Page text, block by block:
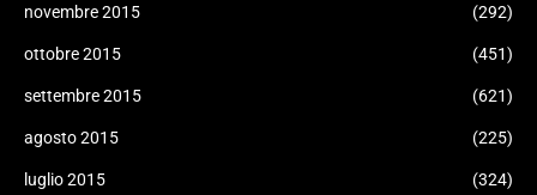
novembre 2015 (292)
ottobre 2015 (451)
settembre 2015 (621)
agosto 2015 (225)
luglio 2015 (324)